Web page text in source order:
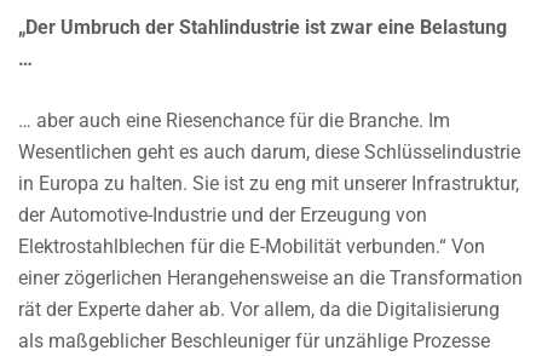
„Der Umbruch der Stahlindustrie ist zwar eine Belastung
…
… aber auch eine Riesenchance für die Branche. Im
Wesentlichen geht es auch darum, diese Schlüsselindustrie
in Europa zu halten. Sie ist zu eng mit unserer Infrastruktur,
der Automotive-Industrie und der Erzeugung von
Elektrostahlblechen für die E-Mobilität verbunden.“ Von
einer zögerlichen Herangehensweise an die Transformation
rät der Experte daher ab. Vor allem, da die Digitalisierung
als maßgeblicher Beschleuniger für unzählige Prozesse